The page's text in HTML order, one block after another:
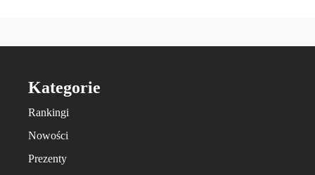
Kategorie
Rankingi
Nowości
Prezenty